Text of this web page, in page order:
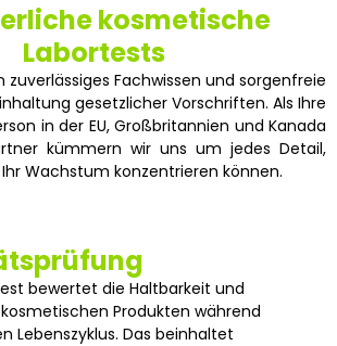
kosmetische
Labortests
zuverlässiges Fachwissen und sorgenfreie
gesetzlicher Vorschriften. Als Ihre
in der EU, Großbritannien und Kanada
kümmern wir uns um jedes Detail,
Wachstum konzentrieren können.
bewertet die Haltbarkeit und
Produkten während
Lebenszyklus. Das beinhaltet